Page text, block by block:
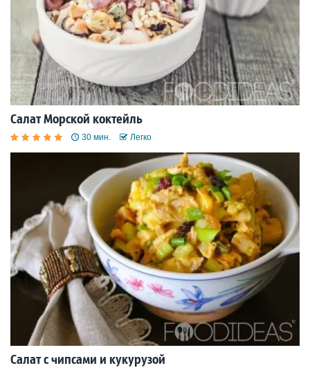
Салат Морской коктейль
30 мин. Легко
Салат с чипсами и кукурузой